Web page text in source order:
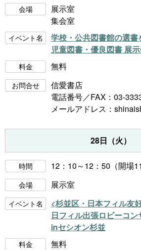
会場
展示室
集会室
イベント名
学校・公共図書館の選書
児童図書・優良図書 展
料金 無料
お問合せ
信愛書店
電話番号／FAX：03-
メールアドレス：
28日（火）
時間 12：10～12：50（開場
会場 展示室
イベント名
<杉並区・日本フィル友
日フィル出張ロビーコン
inセシオン杉並
料金 無料